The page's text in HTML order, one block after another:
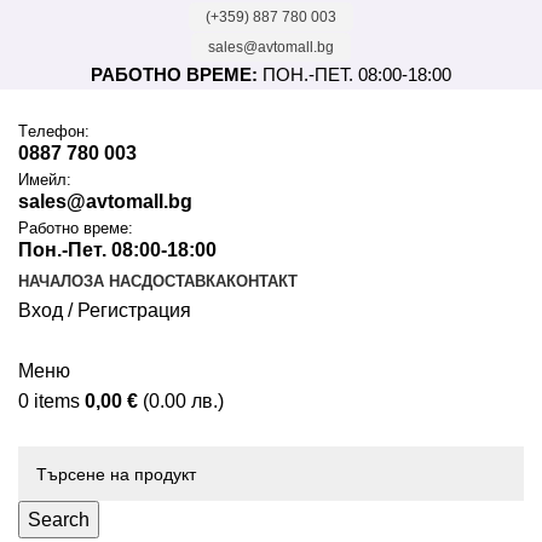
(+359) 887 780 003
sales@avtomall.bg
РАБОТНО ВРЕМЕ: ПОН.-ПЕТ. 08:00-18:00
Tелефон:
0887 780 003
Имейл:
sales@avtomall.bg
Работно време:
Пон.-Пет. 08:00-18:00
НАЧАЛОЗА НАСДОСТАВКАКОНТАКТ
Вход / Регистрация
Меню
0 items 0,00 € (0.00 лв.)
Search